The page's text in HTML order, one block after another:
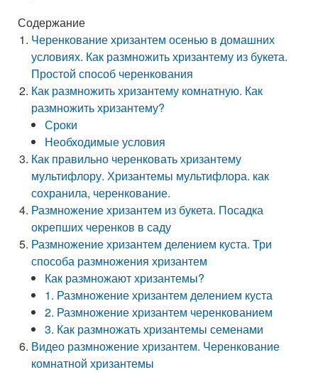
Содержание
Черенкование хризантем осенью в домашних
условиях. Как размножить хризантему из букета.
Простой способ черенкования
Как размножить хризантему комнатную. Как
размножить хризантему?
Сроки
Необходимые условия
Как правильно черенковать хризантему
мультифлору. Хризантемы мультифлора. как
сохранила, черенкование.
Размножение хризантем из букета. Посадка
окрепших черенков в саду
Размножение хризантем делением куста. Три
способа размножения хризантем
Как размножают хризантемы?
1. Размножение хризантем делением куста
2. Размножение хризантем черенкованием
3. Как размножать хризантемы семенами
Видео размножение хризантем. Черенкование
комнатной хризантемы